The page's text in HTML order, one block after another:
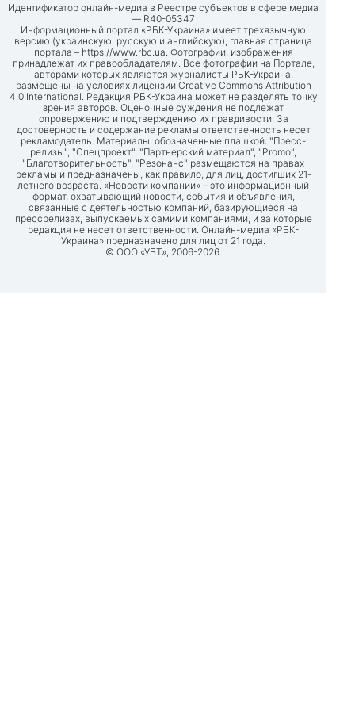
Идентификатор онлайн-медиа в Реестре субъектов в сфере медиа
— R40-05347
Информационный портал «РБК-Украина» имеет трехязычную
версию (украинскую, русскую и английскую), главная страница
портала – https://www.rbc.ua . Фотографии, изображения
принадлежат их правообладателям. Все фотографии на Портале,
авторами которых являются журналисты РБК-Украина,
размещены на условиях лицензии Creative Commons Attribution
4.0 International. Редакция РБК-Украина может не разделять точку
зрения авторов. Оценочные суждения не подлежат
опровержению и подтверждению их правдивости. За
достоверность и содержание рекламы ответственность несет
рекламодатель. Материалы, обозначенные плашкой: "Пресс-
релизы", "Спецпроект", "Партнерский материал", "Promo",
"Благотворительность", "Резонанс" размещаются на правах
рекламы и предназначены, как правило, для лиц, достигших 21-
летнего возраста. «Новости компании» – это информационный
формат, охватывающий новости, события и объявления,
связанные с деятельностью компаний, базирующиеся на
прессрелизах, выпускаемых самими компаниями, и за которые
редакция не несет ответственности. Онлайн-медиа «РБК-
Украина» предназначено для лиц от 21 года.
© ООО «УБТ», 2006-2026.